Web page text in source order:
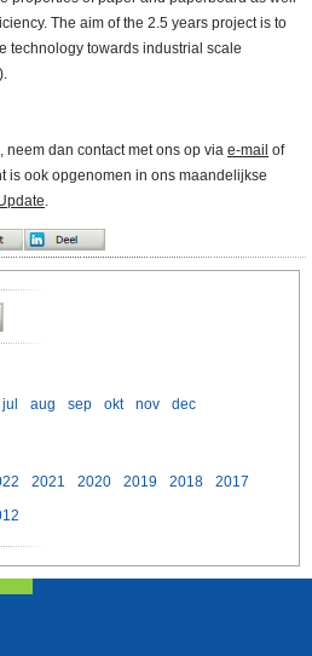
The aim of the 2.5 years project is to
technology towards industrial scale
neem dan contact met ons op via e-mail of
is ook opgenomen in ons maandelijkse
.
jul aug sep okt nov dec
2021 2020 2019 2018
2017